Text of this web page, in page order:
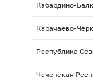
Кабардино-
Карачаево-
Республика
Чеченская